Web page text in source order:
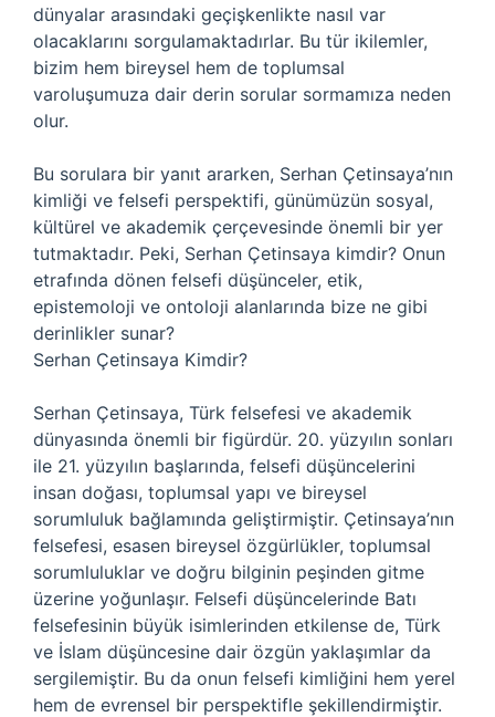
dünyalar arasındaki geçişkenlikte nasıl var
olacaklarını sorgulamaktadırlar. Bu tür ikilemler,
bizim hem bireysel hem de toplumsal
varoluşumuza dair derin sorular sormamıza neden
olur.
Bu sorulara bir yanıt ararken, Serhan Çetinsaya’nın
kimliği ve felsefi perspektifi, günümüzün sosyal,
kültürel ve akademik çerçevesinde önemli bir yer
tutmaktadır. Peki, Serhan Çetinsaya kimdir? Onun
etrafında dönen felsefi düşünceler, etik,
epistemoloji ve ontoloji alanlarında bize ne gibi
derinlikler sunar?
Serhan Çetinsaya Kimdir?
Serhan Çetinsaya, Türk felsefesi ve akademik
dünyasında önemli bir figürdür. 20. yüzyılın sonları
ile 21. yüzyılın başlarında, felsefi düşüncelerini
insan doğası, toplumsal yapı ve bireysel
sorumluluk bağlamında geliştirmiştir. Çetinsaya’nın
felsefesi, esasen bireysel özgürlükler, toplumsal
sorumluluklar ve doğru bilginin peşinden gitme
üzerine yoğunlaşır. Felsefi düşüncelerinde Batı
felsefesinin büyük isimlerinden etkilense de, Türk
ve İslam düşüncesine dair özgün yaklaşımlar da
sergilemiştir. Bu da onun felsefi kimliğini hem yerel
hem de evrensel bir perspektifle şekillendirmiştir.